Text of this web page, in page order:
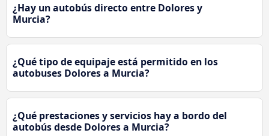
¿Hay un autobús directo entre Dolores y
Murcia?
¿Qué tipo de equipaje está permitido en los
autobuses Dolores a Murcia?
¿Qué prestaciones y servicios hay a bordo del
autobús desde Dolores a Murcia?